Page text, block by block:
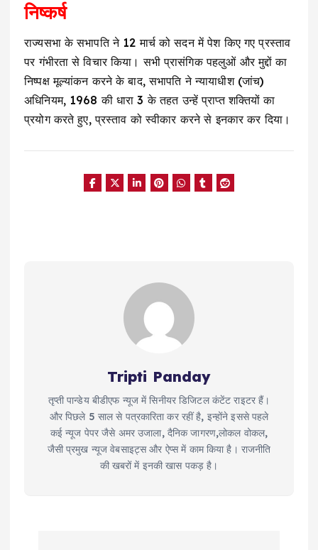
निष्कर्ष
राज्यसभा के सभापति ने 12 मार्च को सदन में पेश किए गए प्रस्ताव
पर गंभीरता से विचार किया। सभी प्रासंगिक पहलुओं और मुद्दों का
निष्पक्ष मूल्यांकन करने के बाद, सभापति ने न्यायाधीश (जांच)
अधिनियम, 1968 की धारा 3 के तहत उन्हें प्राप्त शक्तियों का
प्रयोग करते हुए, प्रस्ताव को स्वीकार करने से इनकार कर दिया।
Tripti Panday
तृप्ती पान्डेय बीडीएफ न्यूज में सिनीयर डिजिटल कंटेंट राइटर हैं।
और पिछले 5 साल से पत्रकारिता कर रहीं है, इन्होंने इससे पहले
कई न्यूज पेपर जैसे अमर उजाला, दैनिक जागरण,लोकल वोकल,
जैसी प्रमुख न्यूज वेबसाइट्स और ऐप्स में काम किया है। राजनीति
की खबरों में इनकी खास पकड़ है।